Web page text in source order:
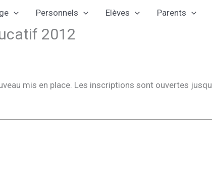
Personnels Elèves Parents
2012
mis en place. Les inscriptions sont ouvertes